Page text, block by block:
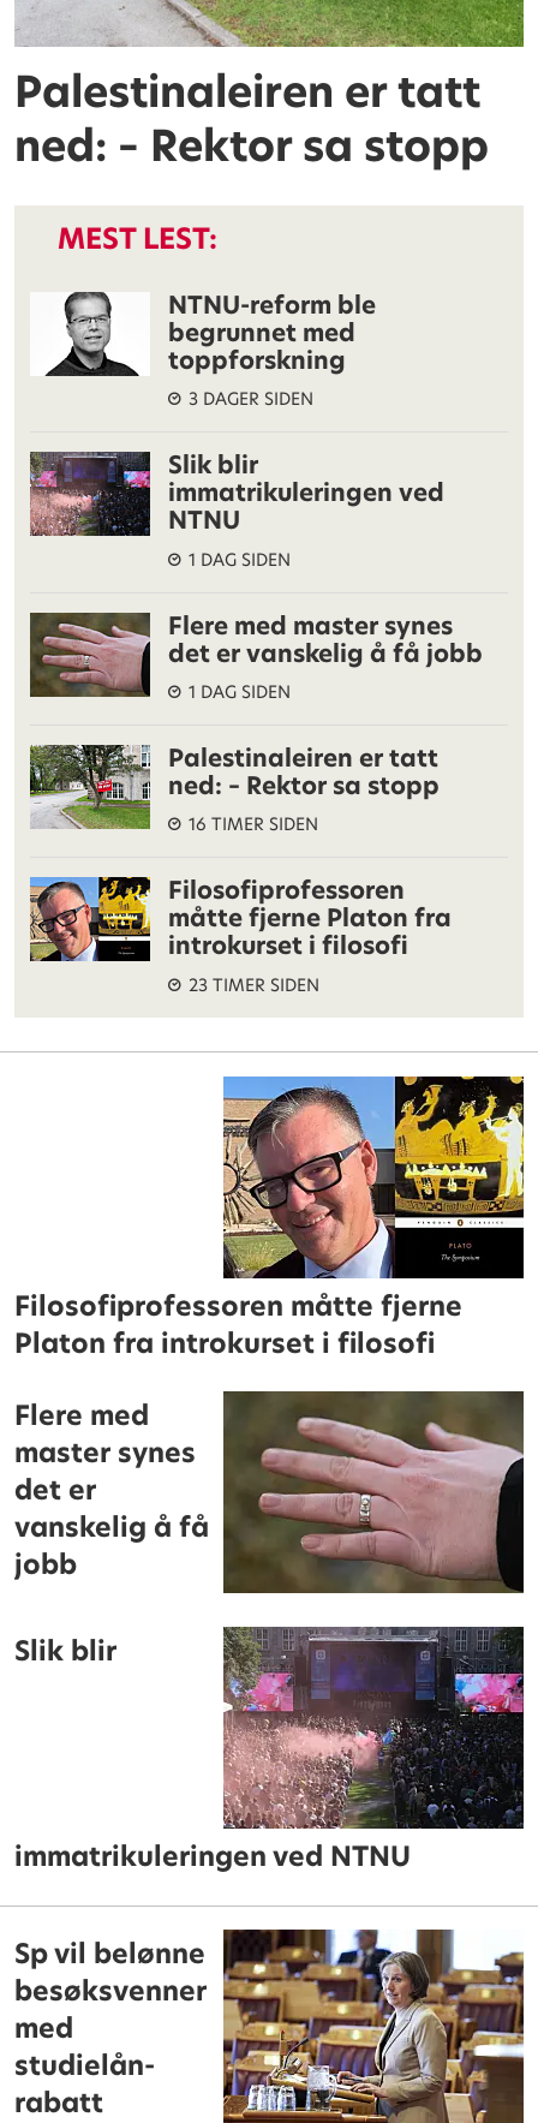
Palestinaleiren er tatt
ned: – Rektor sa stopp
MEST LEST:
NTNU-reform ble
begrunnet med
toppforskning
3 DAGER SIDEN
Slik blir
immatrikuleringen ved
NTNU
1 DAG SIDEN
Flere med master synes
det er vanskelig å få jobb
1 DAG SIDEN
Palestinaleiren er tatt
ned: – Rektor sa stopp
16 TIMER SIDEN
Filosofiprofessoren
måtte fjerne Platon fra
introkurset i filosofi
23 TIMER SIDEN
Filosofiprofessoren måtte fjerne
Platon fra introkurset i filosofi
Flere med
master synes
det er
vanskelig å få
jobb
Slik blir
immatrikuleringen ved NTNU
Sp vil belønne
besøksvenner
med
studielån-
rabatt